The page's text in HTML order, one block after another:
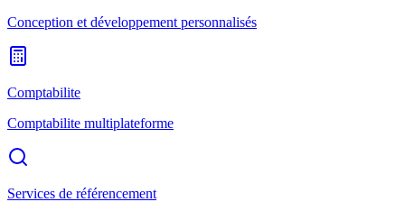
Conception et développement personnalisés
Comptabilite
Comptabilite multiplateforme
Services de référencement